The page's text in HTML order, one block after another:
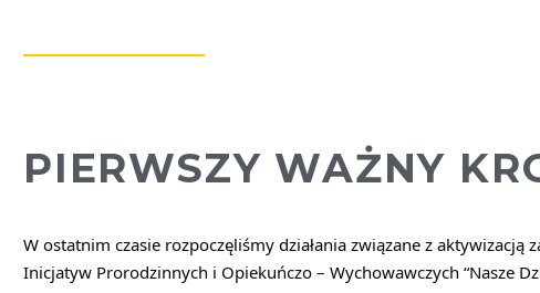
PIERWSZY WAŻNY
W ostatnim czasie rozpoczęliśmy działania związane z
Inicjatyw Prorodzinnych i Opiekuńczo – Wychowawczych “Nasze